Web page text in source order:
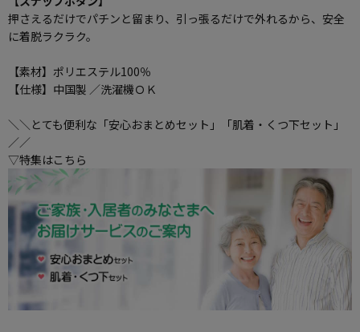
押さえるだけでパチンと留まり、引っ張るだけで外れるから、安全
に着脱ラクラク。
【素材】ポリエステル100％
【仕様】中国製 ／洗濯機ＯＫ
＼＼とても便利な「安心おまとめセット」「肌着・くつ下セット」
／／
▽特集はこちら